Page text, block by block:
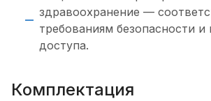
здравоохранение —
требованиям безопасности и
доступа.
Комплектация